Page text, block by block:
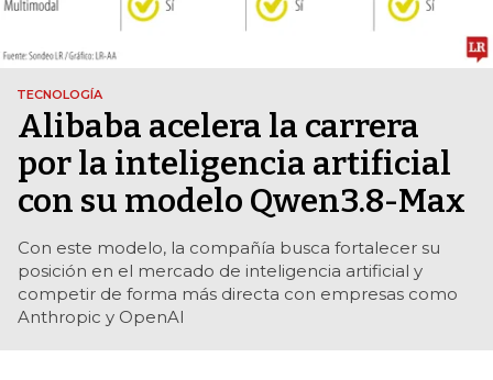
TECNOLOGÍA
Alibaba acelera la carrera
por la inteligencia artificial
con su modelo Qwen3.8-Max
Con este modelo, la compañía busca fortalecer su
posición en el mercado de inteligencia artificial y
competir de forma más directa con empresas como
Anthropic y OpenAI